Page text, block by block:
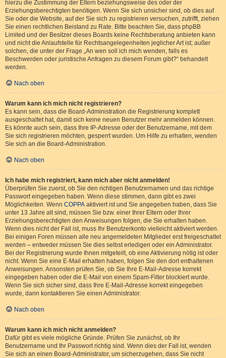
hierzu die Zustimmung der Eltern beziehungsweise des oder der
Erziehungsberechtigten benötigen. Wenn Sie sich unsicher sind, ob dies auf
Sie oder die Website, auf der Sie sich zu registrieren versuchen, zutrifft, ziehen
Sie einen rechtlichen Beistand zu Rate. Bitte beachten Sie, dass phpBB
Limited und der Besitzer dieses Boards keine Rechtsberatung anbieten kann
und nicht die Anlaufstelle für Rechtsangelegenheiten jeglicher Art ist; außer
solchen, die unter der Frage „An wen soll ich mich wenden, falls es
Beschwerden oder juristische Anfragen zu diesem Forum gibt?“ behandelt
werden.
Nach oben
Warum kann ich mich nicht registrieren?
Es kann sein, dass die Board-Administration die Registrierung komplett
ausgeschaltet hat, damit sich keine neuen Benutzer mehr anmelden können.
Es könnte auch sein, dass Ihre IP-Adresse oder der Benutzername, mit dem
Sie sich registrieren möchten, gesperrt wurden. Um Hilfe zu erhalten, wenden
Sie sich an die Board-Administration.
Nach oben
Ich habe mich registriert, kann mich aber nicht anmelden!
Überprüfen Sie zuerst, ob Sie den richtigen Benutzernamen und das richtige
Passwort eingegeben haben. Wenn diese stimmen, dann gibt es zwei
Möglichkeiten. Wenn COPPA aktiviert ist und Sie angegeben haben, dass Sie
unter 13 Jahre alt sind, müssen Sie bzw. einer Ihrer Eltern oder Ihrer
Erziehungsberechtigten den Anweisungen folgen, die Sie erhalten haben.
Wenn dies nicht der Fall ist, muss Ihr Benutzerkonto vielleicht aktiviert werden.
Bei einigen Foren müssen alle neu angemeldeten Mitglieder erst freigeschaltet
werden – entweder müssen Sie dies selbst erledigen oder ein Administrator.
Bei der Registrierung wurde Ihnen mitgeteilt, ob eine Aktivierung nötig ist oder
nicht. Wenn Sie eine E-Mail erhalten haben, folgen Sie den dort enthaltenen
Anweisungen. Ansonsten prüfen Sie, ob Sie Ihre E-Mail-Adresse korrekt
eingegeben haben oder die E-Mail von einem Spam-Filter blockiert wurde.
Wenn Sie sich sicher sind, dass Ihre E-Mail-Adresse korrekt eingegeben
wurde, dann kontaktieren Sie einen Administrator.
Nach oben
Warum kann ich mich nicht anmelden?
Dafür gibt es viele mögliche Gründe. Prüfen Sie zunächst, ob Ihr
Benutzername und Ihr Passwort richtig sind. Wenn dies der Fall ist, wenden
Sie sich an einen Board-Administrator, um sicherzugehen, dass Sie nicht